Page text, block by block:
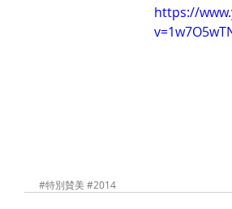
https://
#特別賛美#2014